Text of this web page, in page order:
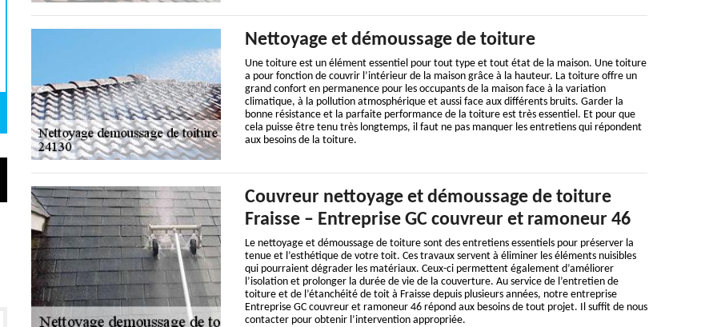
Nettoyage et démoussage de toiture
Une toiture est un élément essentiel pour tout type et tout état de la maison. Une toiture
a pour fonction de couvrir l’intérieur de la maison grâce à la hauteur. La toiture offre un
grand confort en permanence pour les occupants de la maison face à la variation
climatique, à la pollution atmosphérique et aussi face aux différents bruits. Garder la
bonne résistance et la parfaite performance de la toiture est très essentiel. Et pour que
cela puisse être tenu très longtemps, il faut ne pas manquer les entretiens qui répondent
aux besoins de la toiture.
Couvreur nettoyage et démoussage de toiture
Fraisse – Entreprise GC couvreur et ramoneur 46
Le nettoyage et démoussage de toiture sont des entretiens essentiels pour préserver la
tenue et l’esthétique de votre toit. Ces travaux servent à éliminer les éléments nuisibles
qui pourraient dégrader les matériaux. Ceux-ci permettent également d’améliorer
l’isolation et prolonger la durée de vie de la couverture. Au service de l’entretien de
toiture et de l’étanchéité de toit à Fraisse depuis plusieurs années, notre entreprise
Entreprise GC couvreur et ramoneur 46 répond aux besoins de tout projet. Il suffit de nous
contacter pour obtenir l’intervention appropriée.